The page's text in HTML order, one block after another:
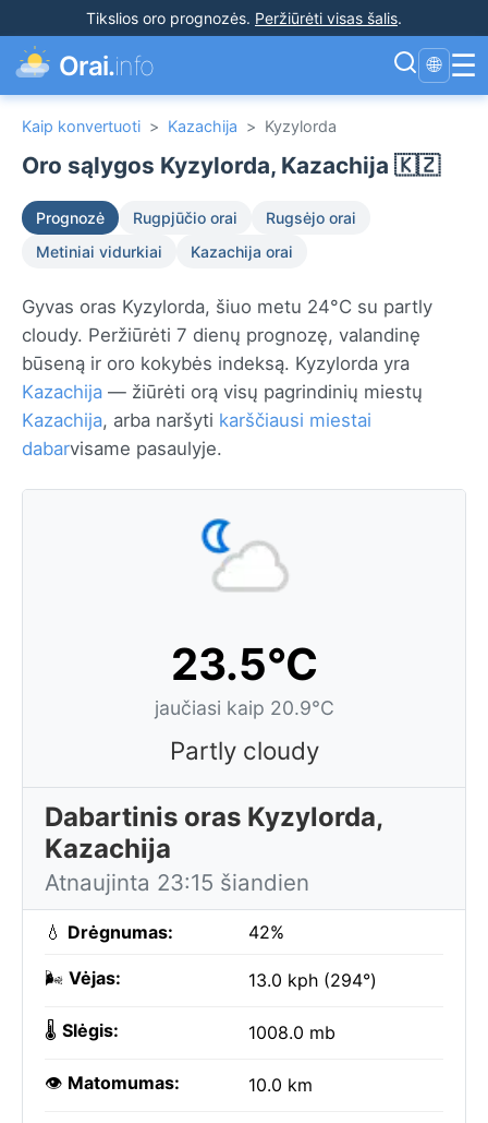
Tikslios oro prognozės. Peržiūrėti visas šalis.
Orai.info 🌐 ☰
Kaip konvertuoti > Kazachija > Kyzylorda
Oro sąlygos Kyzylorda, Kazachija 🇰🇿
Prognozė Rugpjūčio orai
Rugsėjo orai
Metiniai vidurkiai
Kazachija orai
Gyvas oras Kyzylorda, šiuo metu 24°C su partly
cloudy. Peržiūrėti 7 dienų prognozę, valandinę
būseną ir oro kokybės indeksą. Kyzylorda yra
Kazachija — žiūrėti orą visų pagrindinių miestų
Kazachija, arba naršyti karščiausi miestai
dabarvisame pasaulyje.
23.5°C
jaučiasi kaip 20.9°C
Partly cloudy
Dabartinis oras Kyzylorda,
Kazachija
Atnaujinta 23:15 šiandien
💧 Drėgnumas: 42%
🌬️ Vėjas: 13.0 kph (294°)
🌡️ Slėgis: 1008.0 mb
👁️ Matomumas: 10.0 km